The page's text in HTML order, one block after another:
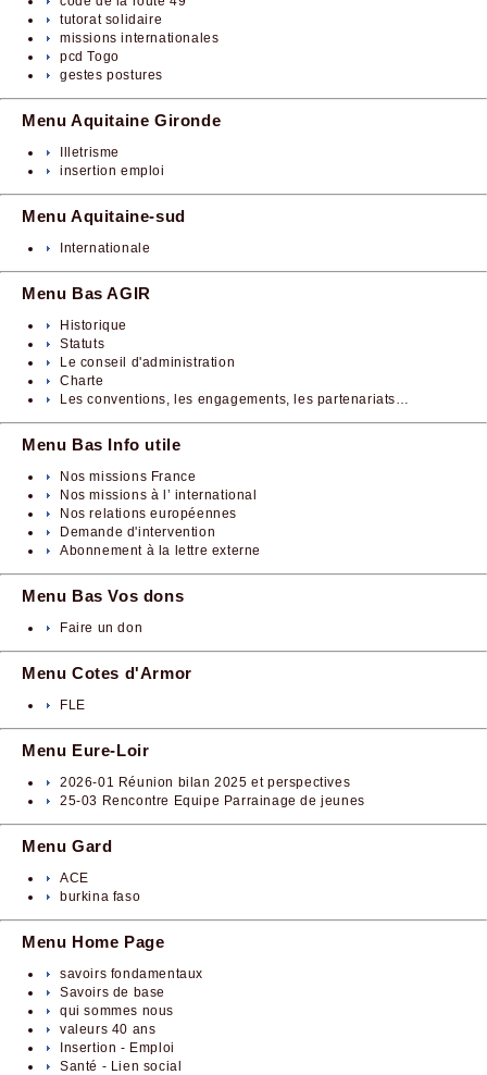
tutorat solidaire
missions internationales
pcd Togo
gestes postures
Menu Aquitaine Gironde
Illetrisme
insertion emploi
Menu Aquitaine-sud
Internationale
Menu Bas AGIR
Historique
Statuts
Le conseil d'administration
Charte
Les conventions, les engagements, les partenariats…
Menu Bas Info utile
Nos missions France
Nos missions à l’ international
Nos relations européennes
Demande d'intervention
Abonnement à la lettre externe
Menu Bas Vos dons
Faire un don
Menu Cotes d'Armor
FLE
Menu Eure-Loir
2026-01 Réunion bilan 2025 et perspectives
25-03 Rencontre Equipe Parrainage de jeunes
Menu Gard
ACE
burkina faso
Menu Home Page
savoirs fondamentaux
Savoirs de base
qui sommes nous
valeurs 40 ans
Insertion - Emploi
Santé - Lien social